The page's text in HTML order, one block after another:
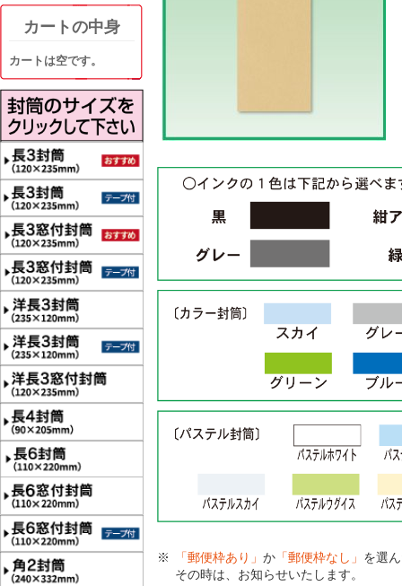
カートの中身
カートは空です。
「郵便枠あり」 か 「郵便枠なし」 を選
その時は、お知らせいたします。